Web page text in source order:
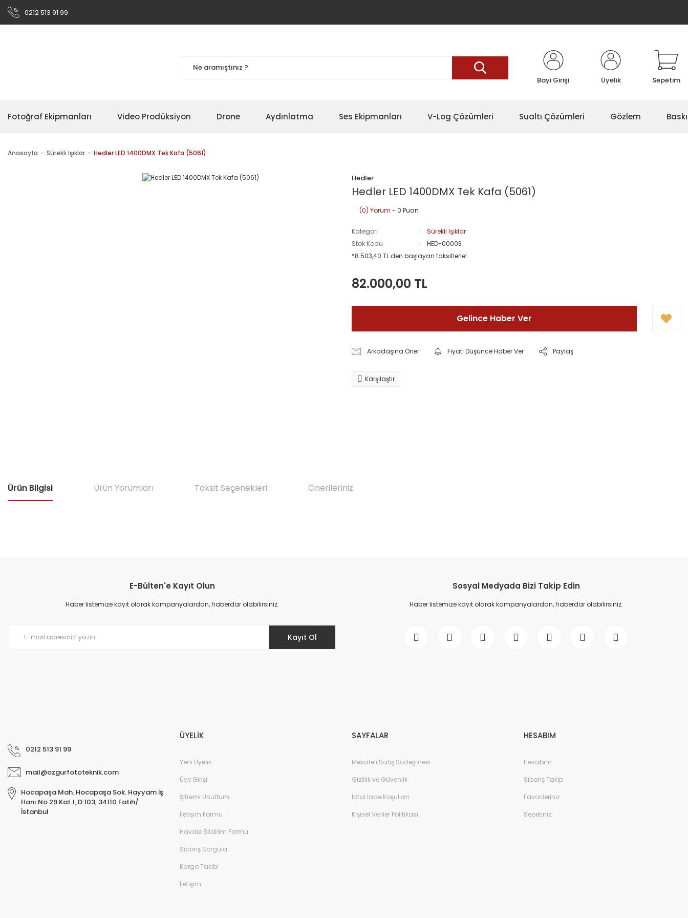
0212 513 91 99
Bayi Girişi Üyelik Sepetim
Fotoğraf Ekipmanları Video Prodüksiyon Drone Aydınlatma Ses Ekipmanları V-Log Çözümleri Sualtı Çözümleri Gözlem
Anasayfa Sürekli Işıklar Hedler LED 1400DMX Tek Kafa (5061)
Hedler
Hedler LED 1400DMX Tek Kafa (5061)
(0) Yorum - 0 Puan
Kategori
Sürekli Işıklar
Stok Kodu
HED-00003
*8.503,40 TL den başlayan taksitlerle!
82.000,00 TL
Gelince Haber Ver
Arkadaşına Öner Fiyatı Düşünce Haber Ver Paylaş
Karşılaştır
Ürün Bilgisi Ürün Yorumları Taksit Seçenekleri Önerileriniz
Ürün resmi kalitesiz, bozuk veya görüntülenemiyor.
Ürün açıklamasında eksik bilgiler bulunuyor.
E-Bülten'e Kayıt Olun
Haber listemize kayıt olarak kampanyalardan, haberdar olabilirsiniz.
Kayıt Ol
Sosyal Medyada Bizi Takip Edin
Haber listemize kayıt olarak kampanyalardan, haberdar olabilirsiniz.
0212 513 91 99
mail@ozgurfototeknik.com
Hocapaşa Mah. Hocapaşa Sok. Hayyam İş
Hanı No.29 Kat.1, D:103, 34110 Fatih/
İstanbul
ÜYELİK
Yeni Üyelik
Üye Girişi
Şifremi Unuttum
İletişim Formu
Havale Bildirim Formu
Sipariş Sorgula
Kargo Takibi
İletişim
SAYFALAR
Mesafeli Satış Sözleşmesi
Gizlilik ve Güvenlik
İptal İade Koşullari
Kişisel Veriler Politikası
HESABIM
Hesabım
Sipariş Takip
Favorileriniz
Sepetiniz